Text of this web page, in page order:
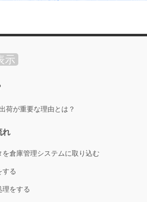
示
荷が重要な理由とは？
れ
を倉庫管理システムに取り込む
する
理をする